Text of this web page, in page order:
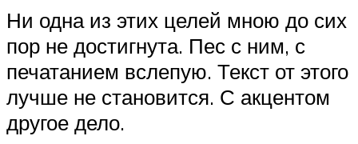
Ни одна из этих целей мною до сих
пор не достигнута. Пес с ним, с
печатанием вслепую. Текст от этого
лучше не становится. С акцентом
другое дело.